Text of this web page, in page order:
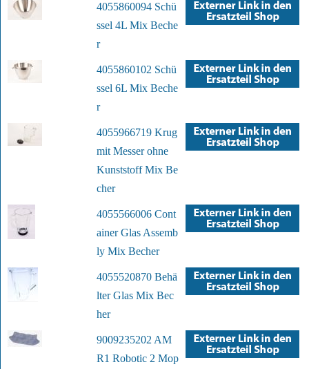
4055860094 Schü
ssel 4L Mix Beche
r
4055860102 Schü
ssel 6L Mix Beche
r
4055966719 Krug
mit Messer ohne
Kunststoff Mix Be
cher
4055566006 Cont
ainer Glas Assemb
ly Mix Becher
4055520870 Behä
lter Glas Mix Bec
her
9009235202 AM
R1 Robotic 2 Mop